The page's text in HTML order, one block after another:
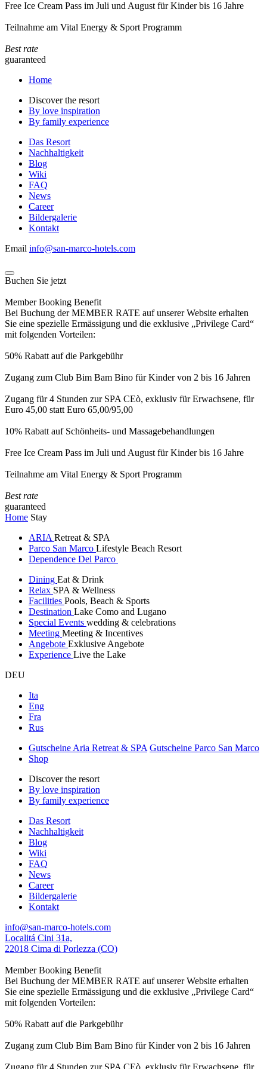
Free Ice Cream Pass im Juli und August für Kinder bis 16 Jahre
Teilnahme am Vital Energy & Sport Programm
Best rate
guaranteed
Home
Discover the resort
By love inspiration
By family experience
Das Resort
Nachhaltigkeit
Blog
Wiki
FAQ
News
Career
Bildergalerie
Kontakt
Email info@san-marco-hotels.com
Buchen Sie jetzt
Member Booking Benefit
Bei Buchung der MEMBER RATE auf unserer Website erhalten
Sie eine spezielle Ermässigung und die exklusive „Privilege Card“
mit folgenden Vorteilen:
50% Rabatt auf die Parkgebühr
Zugang zum Club Bim Bam Bino für Kinder von 2 bis 16 Jahren
Zugang für 4 Stunden zur SPA CEò, exklusiv für Erwachsene, für
Euro 45,00 statt Euro 65,00/95,00
10% Rabatt auf Schönheits- und Massagebehandlungen
Free Ice Cream Pass im Juli und August für Kinder bis 16 Jahre
Teilnahme am Vital Energy & Sport Programm
Best rate
guaranteed
Home Stay
ARIA Retreat & SPA
Parco San Marco Lifestyle Beach Resort
Dependence Del Parco
Dining Eat & Drink
Relax SPA & Wellness
Facilities Pools, Beach & Sports
Destination Lake Como and Lugano
Special Events wedding & celebrations
Meeting Meeting & Incentives
Angebote Exklusive Angebote
Experience Live the Lake
DEU
Ita
Eng
Fra
Rus
Gutscheine Aria Retreat & SPA Gutscheine Parco San Marco
Shop
Discover the resort
By love inspiration
By family experience
Das Resort
Nachhaltigkeit
Blog
Wiki
FAQ
News
Career
Bildergalerie
Kontakt
info@san-marco-hotels.com
Localitá Cini 31a,
22018 Cima di Porlezza (CO)
Member Booking Benefit
Bei Buchung der MEMBER RATE auf unserer Website erhalten
Sie eine spezielle Ermässigung und die exklusive „Privilege Card“
mit folgenden Vorteilen:
50% Rabatt auf die Parkgebühr
Zugang zum Club Bim Bam Bino für Kinder von 2 bis 16 Jahren
Zugang für 4 Stunden zur SPA CEò, exklusiv für Erwachsene, für